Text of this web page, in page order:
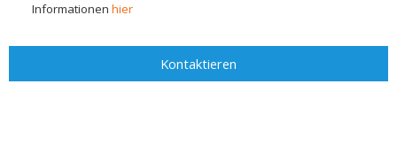
Informationen hier
Kontaktieren